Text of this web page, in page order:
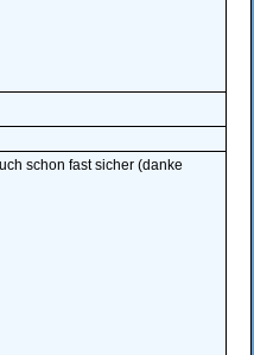
schon fast sicher (danke